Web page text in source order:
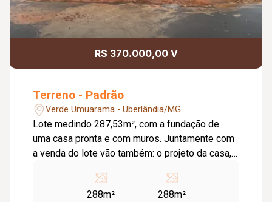
R$ 370.000,00 V
Terreno - Padrão
Verde Umuarama - Uberlândia/MG
Lote medindo 287,53m², com a fundação de
uma casa pronta e com muros. Juntamente com
a venda do lote vão também: o projeto da casa,
casa em dois pavimentos.
288m²
288m²